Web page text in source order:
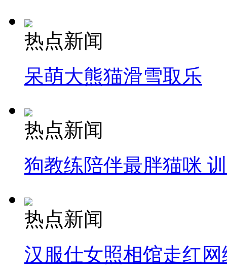
热点新闻
呆萌大熊猫滑雪取乐
热点新闻
狗教练陪伴最胖猫咪
热点新闻
汉服仕女照相馆走红网